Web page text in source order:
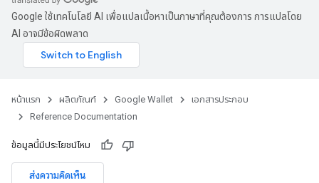
Google ใช้เทคโนโลยี AI เพื่อแปลเนื้อหาเป็นภาษาที่คุณต้องการ การแปลโดย
AI อาจมีข้อผิดพลาด
หน้าแรก ผลิตภัณฑ์ Google Wallet
เอกสารประกอบ
Reference Documentation
ข้อมูลนี้มีประโยชน์ไหม
ส่งความคิดเห็น